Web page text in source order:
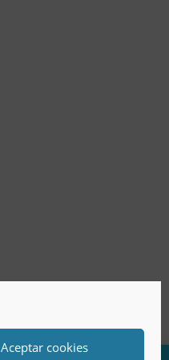
Aceptar cookies